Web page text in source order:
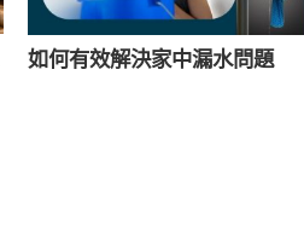
如何有效解決家中漏水問題